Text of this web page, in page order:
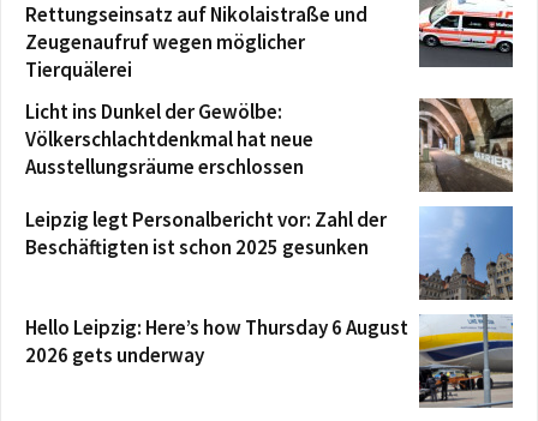
Rettungseinsatz auf Nikolaistraße und
Zeugenaufruf wegen möglicher
Tierquälerei
Licht ins Dunkel der Gewölbe:
Völkerschlachtdenkmal hat neue
Ausstellungsräume erschlossen
Leipzig legt Personalbericht vor: Zahl der
Beschäftigten ist schon 2025 gesunken
Hello Leipzig: Here’s how Thursday 6 August
2026 gets underway